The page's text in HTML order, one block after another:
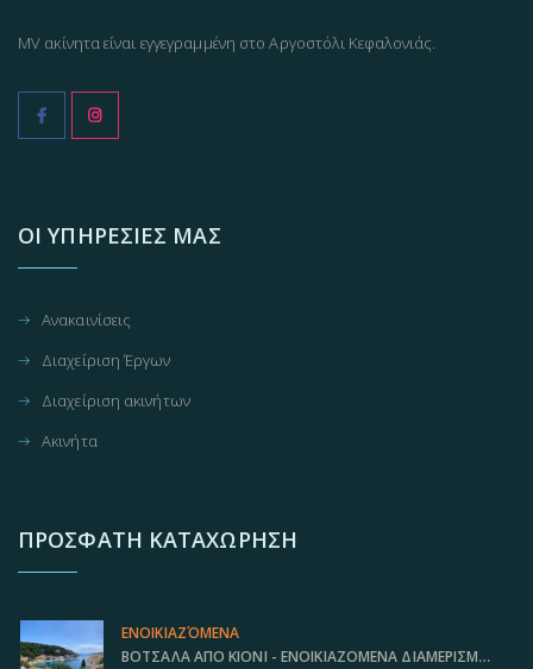
MV ακίνητα είναι εγγεγραμμένη στο Αργοστόλι Κεφαλονιάς.
ΟΙ ΥΠΗΡΕΣΊΕΣ ΜΑΣ
Ανακαινίσεις
Διαχείριση Έργων
Διαχείριση ακινήτων
Ακινήτα
ΠΡΌΣΦΑΤΗ ΚΑΤΑΧΏΡΗΣΗ
ΕΝΟΙΚΙΑΖΌΜΕΝΑ
ΒΌΤΣΑΛΑ ΑΠΌ ΚΙΌΝΙ - ΕΝΟΙΚΙΑΖΌΜΕΝΑ ΔΙΑΜΕΡΊΣΜΑΤΑ ΔΙΑΚΟΠΏΝ, ΙΘΆΚΗ IDMVR004KIO